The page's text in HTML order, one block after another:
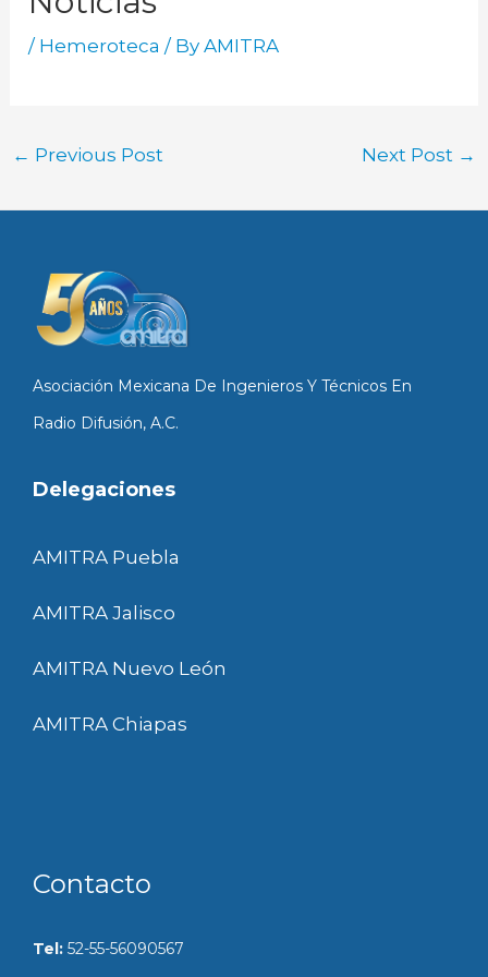
/ Hemeroteca / ByAMITRA
← Previous Post Next Post →
Asociación Mexicana De Ingenieros Y Técnicos En
Radio Difusión, A.C.
Delegaciones
AMITRA Puebla
AMITRA Jalisco
AMITRA Nuevo León
AMITRA Chiapas
Contacto
Tel: 52-55-56090567